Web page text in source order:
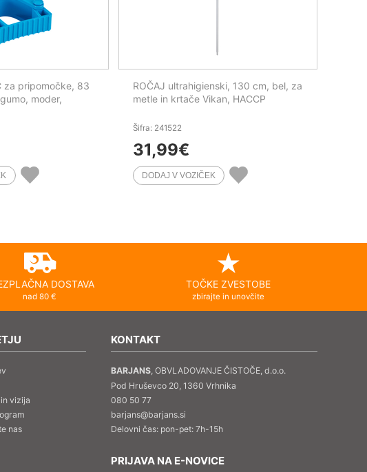
za pripomočke, 83
moder,
ROČAJ ultrahigienski, 130 cm, bel, za
metle in krtače Vikan, HACCP
Šifra: 241522
31,99€
DOSTAVA
nad 80 €
TOČKE ZVESTOBE
zbirajte in unovčite
vizija
nas
KONTAKT
BARJANS, OBVLADOVANJE ČISTOČE, d.o.o.
Pod Hruševco 20, 1360 Vrhnika
080 50 77
barjans@barjans.si
Delovni čas: pon-pet: 7h-15h
PRIJAVA NA E-NOVICE